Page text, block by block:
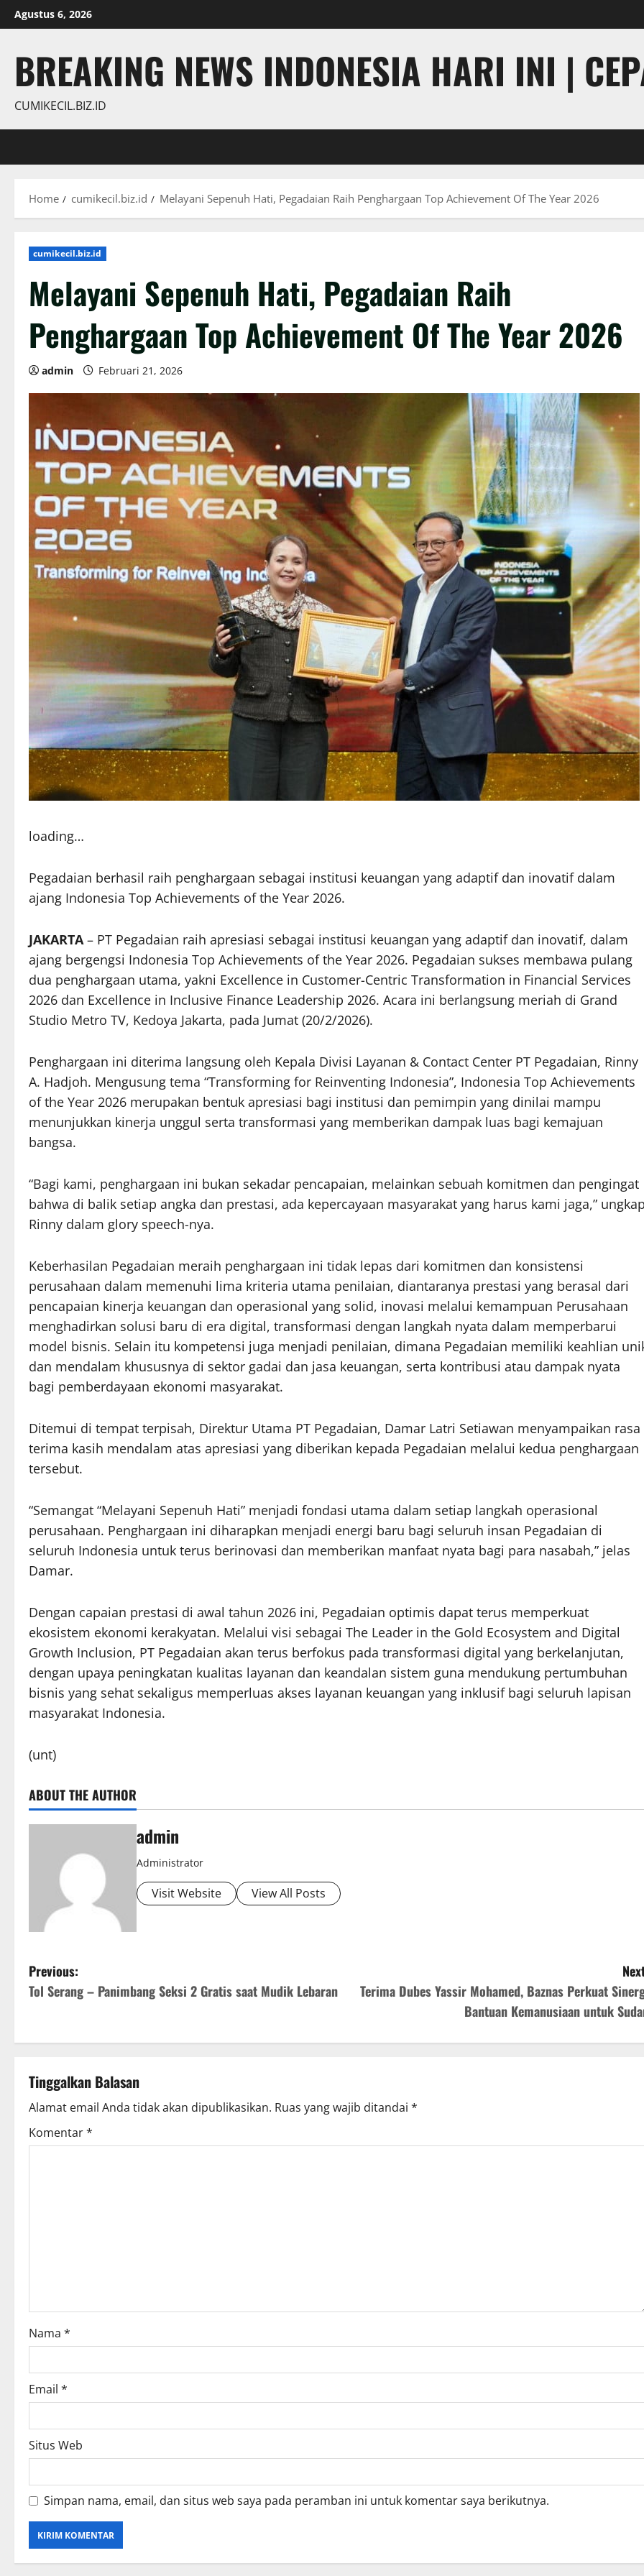
Skip
to
Agustus 6, 2026
BREAKING NEWS INDONESIA HARI INI |
CUMIKECIL.BIZ.ID
Home cumikecil.biz.id Melayani Sepenuh Hati, Pegadaian Raih Penghargaan Top Achievement Of The Year 2026
cumikecil.biz.id
Melayani Sepenuh Hati, Pegadaian Raih
Penghargaan Top Achievement Of The Year 2026
admin Februari 21, 2026
loading…
Pegadaian berhasil raih penghargaan sebagai institusi keuangan yang adaptif dan inovatif dalam
ajang Indonesia Top Achievements of the Year 2026.
JAKARTA– PT Pegadaian raih apresiasi sebagai institusi keuangan yang adaptif dan inovatif, dalam
ajang bergengsi Indonesia Top Achievements of the Year 2026. Pegadaian sukses membawa pulang
dua penghargaan utama, yakni Excellence in Customer-Centric Transformation in Financial Services
2026 dan Excellence in Inclusive Finance Leadership 2026. Acara ini berlangsung meriah di Grand
Studio Metro TV, Kedoya Jakarta, pada Jumat (20/2/2026).
Penghargaan ini diterima langsung oleh Kepala Divisi Layanan & Contact Center PT Pegadaian, Rinny
A. Hadjoh. Mengusung tema “Transforming for Reinventing Indonesia”, Indonesia Top Achievements
of the Year 2026 merupakan bentuk apresiasi bagi institusi dan pemimpin yang dinilai mampu
menunjukkan kinerja unggul serta transformasi yang memberikan dampak luas bagi kemajuan
bangsa.
“Bagi kami, penghargaan ini bukan sekadar pencapaian, melainkan sebuah komitmen dan pengingat
bahwa di balik setiap angka dan prestasi, ada kepercayaan masyarakat yang harus kami jaga,”
Rinny dalam glory speech-nya.
Keberhasilan Pegadaian meraih penghargaan ini tidak lepas dari komitmen dan konsistensi
perusahaan dalam memenuhi lima kriteria utama penilaian, diantaranya prestasi yang berasal dari
pencapaian kinerja keuangan dan operasional yang solid, inovasi melalui kemampuan Perusahaan
menghadirkan solusi baru di era digital, transformasi dengan langkah nyata dalam memperbarui
model bisnis. Selain itu kompetensi juga menjadi penilaian, dimana Pegadaian memiliki keahlian
dan mendalam khususnya di sektor gadai dan jasa keuangan, serta kontribusi atau dampak nyata
bagi pemberdayaan ekonomi masyarakat.
Ditemui di tempat terpisah, Direktur Utama PT Pegadaian, Damar Latri Setiawan menyampaikan rasa
terima kasih mendalam atas apresiasi yang diberikan kepada Pegadaian melalui kedua penghargaan
tersebut.
“Semangat “Melayani Sepenuh Hati” menjadi fondasi utama dalam setiap langkah operasional
perusahaan. Penghargaan ini diharapkan menjadi energi baru bagi seluruh insan Pegadaian di
seluruh Indonesia untuk terus berinovasi dan memberikan manfaat nyata bagi para nasabah,” jelas
Damar.
Dengan capaian prestasi di awal tahun 2026 ini, Pegadaian optimis dapat terus memperkuat
ekosistem ekonomi kerakyatan. Melalui visi sebagai The Leader in the Gold Ecosystem and Digital
Growth Inclusion, PT Pegadaian akan terus berfokus pada transformasi digital yang berkelanjutan,
dengan upaya peningkatan kualitas layanan dan keandalan sistem guna mendukung pertumbuhan
bisnis yang sehat sekaligus memperluas akses layanan keuangan yang inklusif bagi seluruh lapisan
masyarakat Indonesia.
(unt)
ABOUT THE AUTHOR
admin
Administrator
Visit Website View All Posts
P
o
s
n
a
v
i
o
n
Previous:
Tol Serang – Panimbang Seksi 2 Gratis saat Mudik Lebaran
Terima Dubes Yassir Mohamed, Baznas Perkuat
Bantuan Kemanusiaan untuk
Tinggalkan Balasan
Alamat email Anda tidak akan dipublikasikan. Ruas yang wajib ditandai *
Komentar*
Nama *
Email *
Situs Web
Simpan nama, email, dan situs web saya pada peramban ini untuk komentar saya berikutnya.